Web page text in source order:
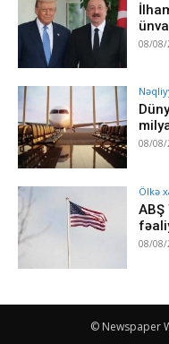
08/08/
08/08/
Ölkə
08/08/
© Newspaper